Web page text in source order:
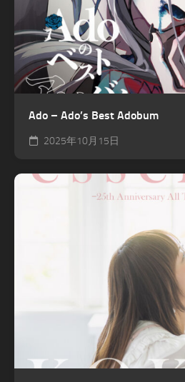
Ado – Ado’s Best Adobum
2025年10月15日